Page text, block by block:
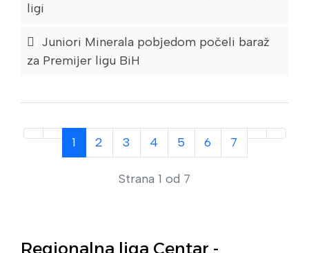
ligi
Juniori Minerala pobjedom počeli baraž
za Premijer ligu BiH
1 2 3 4 5 6 7
Strana 1 od 7
Regionalna liga Centar -